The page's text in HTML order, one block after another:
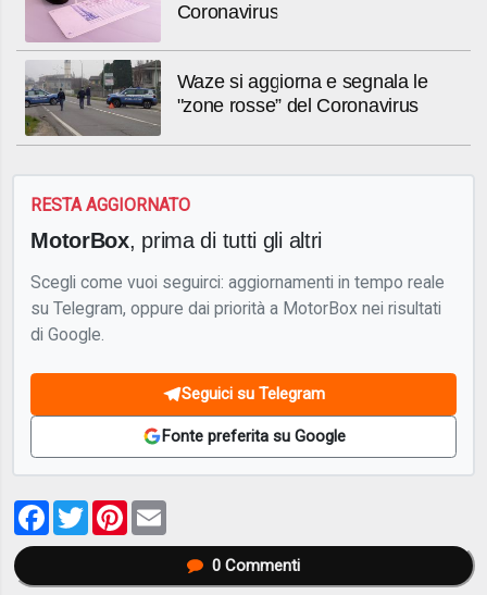
Coronavirus
Waze si aggiorna e segnala le
"zone rosse” del Coronavirus
RESTA AGGIORNATO
MotorBox, prima di tutti gli altri
Scegli come vuoi seguirci: aggiornamenti in tempo reale
su Telegram, oppure dai priorità a MotorBox nei risultati
di Google.
Seguici su Telegram
Fonte preferita su Google
Facebook
TwitterPinterest
0Commenti